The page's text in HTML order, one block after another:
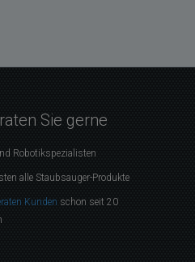
Sie gerne
Robotikspezialisten
alle Staubsauger-Produkte
Kunden schon seit 20